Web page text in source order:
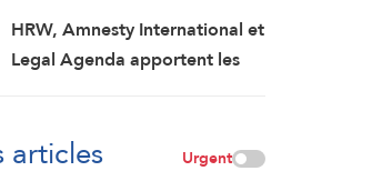
HRW, Amnesty International et
Legal Agenda apportent les
journaliste Amal Khalil
articles Urgent